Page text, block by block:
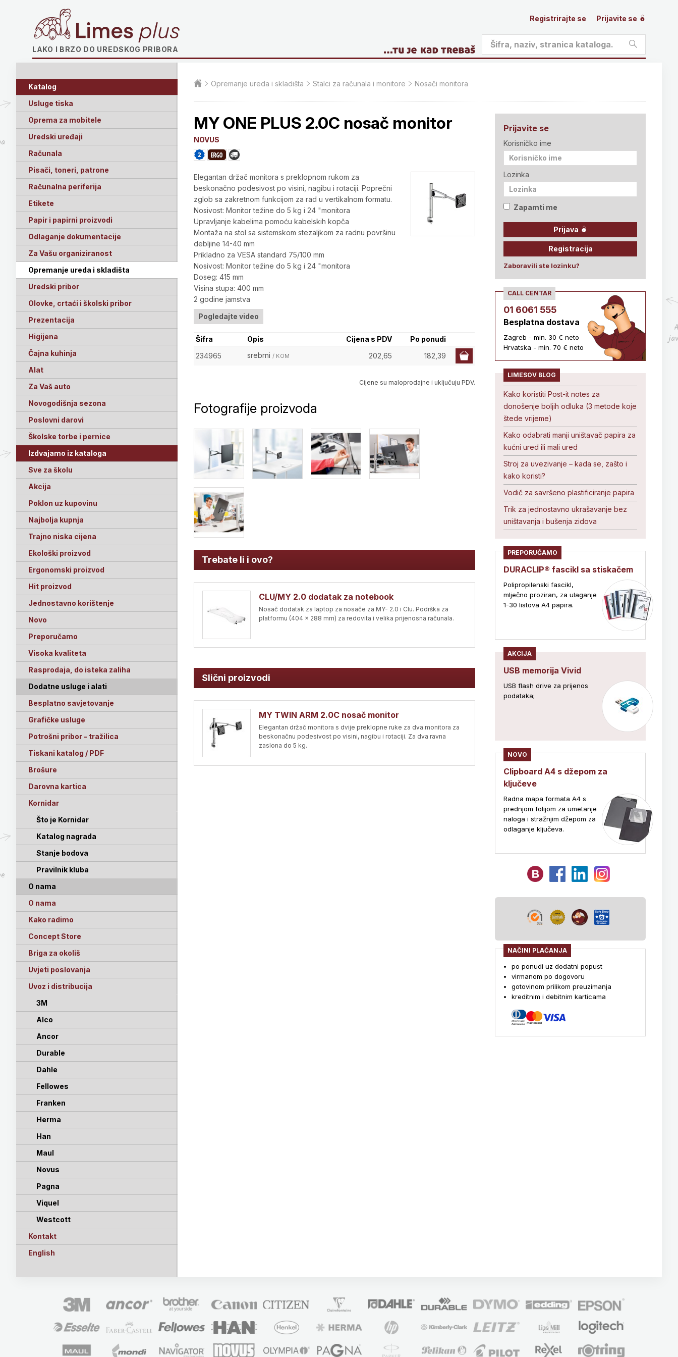
LAKO I BRZO DO UREDSKOG PRIBORA
Registrirajte se Prijavite se
Katalog
Usluge tiska
Oprema za mobitele
Uredski uređaji
Računala
Pisači, toneri, patrone
Računalna periferija
Etikete
Papir i papirni proizvodi
Odlaganje dokumentacije
Za Vašu organiziranost
Opremanje ureda i skladišta
Uredski pribor
Olovke, crtaći i školski pribor
Prezentacija
Higijena
Čajna kuhinja
Alat
Za Vaš auto
Novogodišnja sezona
Poslovni darovi
Školske torbe i pernice
Izdvajamo iz kataloga
Sve za školu
Akcija
Poklon uz kupovinu
Najbolja kupnja
Trajno niska cijena
Ekološki proizvod
Ergonomski proizvod
Hit proizvod
Jednostavno korištenje
Novo
Preporučamo
Visoka kvaliteta
Rasprodaja, do isteka zaliha
Dodatne usluge i alati
Besplatno savjetovanje
Grafičke usluge
Potrošni pribor - tražilica
Tiskani katalog / PDF
Brošure
Darovna kartica
Kornidar
Što je Kornidar
Katalog nagrada
Stanje bodova
Pravilnik kluba
O nama
O nama
Kako radimo
Concept Store
Briga za okoliš
Uvjeti poslovanja
Uvoz i distribucija
3M
Alco
Ancor
Durable
Dahle
Fellowes
Franken
Herma
Han
Maul
Novus
Pagna
Viquel
Westcott
Kontakt
English
Opremanje ureda i skladišta Stalci za računala i monitore Nosači monitora
MY ONE PLUS 2.0C nosač monitor
NOVUS
Elegantan držač monitora s preklopnom rukom za
beskonačno podesivost po visini, nagibu i rotaciji. Poprečni
zglob sa zakretnom funkcijom za rad u vertikalnom formatu.
Nosivost: Monitor težine do 5 kg i 24 "monitora
Upravljanje kabelima pomoću kabelskih kopča
Montaža na stol sa sistemskom stezaljkom za radnu površinu
debljine 14-40 mm
Prikladno za VESA standard 75/100 mm
Nosivost: Monitor težine do 5 kg i 24 "monitora
Doseg: 415 mm
Visina stupa: 400 mm
2 godine jamstva
Pogledajte video
Šifra Opis Cijena s PDV
Po ponudi
234965
srebrni / KOM 202,65 182,39
Cijene su maloprodajne i uključuju PDV.
Fotografije proizvoda
Trebate li i ovo?
CLU/MY 2.0 dodatak za notebook
Nosač dodatak za laptop za nosače za MY- 2.0 i Clu. Podrška za
platformu (404 x 288 mm) za redovita i velika prijenosna računala.
Slični proizvodi
MY TWIN ARM 2.0C nosač monitor
Elegantan držač monitora s dvije preklopne ruke za dva monitora za
beskonačnu podesivost po visini, nagibu i rotaciji. Za dva ravna
zaslona do 5 kg.
Prijavite se
Korisničko ime
Lozinka
Zapamti me
Prijava
Registracija
Zaboravili ste lozinku?
CALL CENTAR
01 6061 555
Besplatna dostava
Zagreb - min. 30 € neto
Hrvatska - min. 70 € neto
LIMESOV BLOG
Kako koristiti Post-it notes za
donošenje boljih odluka (3 metode koje
štede vrijeme)
Kako odabrati manji uništavač papira za
kućni ured ili mali ured
Stroj za uvezivanje – kada se, zašto i
kako koristi?
Vodič za savršeno plastificiranje papira
Trik za jednostavno ukrašavanje bez
uništavanja i bušenja zidova
PREPORUČAMO
DURACLIP® fascikl sa stiskačem
Polipropilenski fascikl,
mlječno proziran, za ulaganje
1-30 listova A4 papira.
AKCIJA
USB memorija Vivid
USB flash drive za prijenos
podataka;
NOVO
Clipboard A4 s džepom za
ključeve
Radna mapa formata A4 s
prednjom folijom za umetanje
naloga i stražnjim džepom za
odlaganje ključeva.
NAČINI PLAĆANJA
po ponudi uz dodatni popust
virmanom po dogovoru
gotovinom prilikom preuzimanja
kreditnim i debitnim karticama